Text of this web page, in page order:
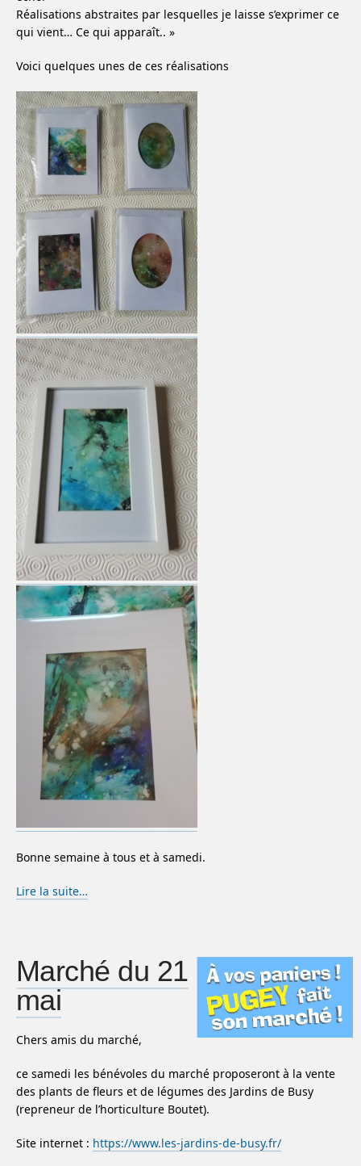
Réalisations abstraites par lesquelles je laisse s’exprimer ce
qui vient… Ce qui apparaît.. »
Voici quelques unes de ces réalisations
Bonne semaine à tous et à samedi.
Lire la suite…
Marché du 21
mai
Chers amis du marché,
ce samedi les bénévoles du marché proposeront à la vente
des plants de fleurs et de légumes des Jardins de Busy
(repreneur de l’horticulture Boutet).
Site internet : https://www.les-jardins-de-busy.fr/